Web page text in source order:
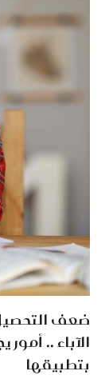
ضعف التحصيل
الآباء ..
بتطبيقها